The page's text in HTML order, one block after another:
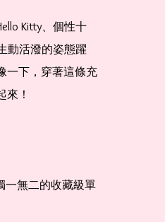
Kitty、個性十
動活潑的姿態躍
一下，穿著這條充
來！
一無二的收藏級單